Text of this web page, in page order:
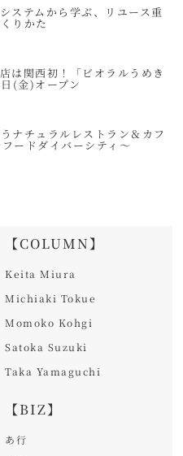
ステムから学ぶ、リユース重
りかた
は関西初！「ビオラルうめき
(金)オープン
ナチュラルレストラン＆カフ
ードダイバーシティ～
【COLUMN】
Keita Miura
Michiaki Tokue
Momoko Kohgi
Satoka Suzuki
Taka Yamaguchi
【BIZ】
あ行